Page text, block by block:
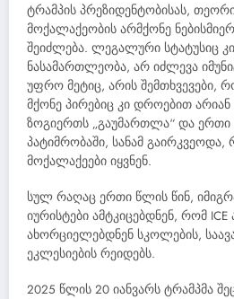
ტრამპის პრეზიდენტობისას,
მოქალაქეობის არმქონე
შეიძლება. ლეგალური სტატუსიც
ნასამართლეობა, არ იძლევა
უფრო მეტიც, არის შემთხვევები,
მქონე პირებიც კი დროებით
ზოგიერთს „გაუმართლა“ და ერთი
პატიმრობაში, სანამ გაირკვეოდა,
მოქალაქეები იყვნენ.
სულ რაღაც ერთი წლის წინ,
იურისტები ამტკიცებდნენ, რომ ICE
ახორციელებდნენ სკოლების,
ეკლესიების რეიდებს.
2025 წლის 20 იანვარს ტრამპმა